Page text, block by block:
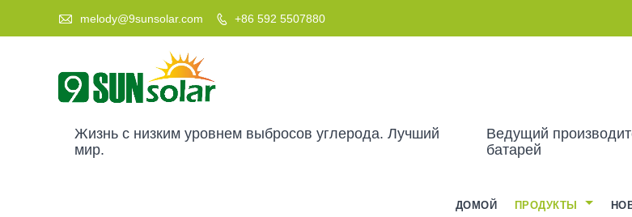
 melody@9sunsolar.com  +86 592 5507880
Жизнь с низким уровнем выбросов углерода. Лучший
мир.
Ведущий
батарей
ДОМОЙ ПРОДУКТЫ